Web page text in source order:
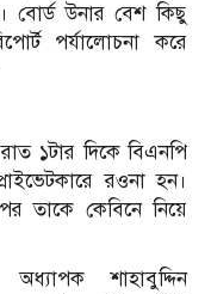
বোর্ড উনার বেশ কিছু
পর্যালোচনা করে
১টার দিকে বিএনপি
রওনা হন।
তাকে কেবিনে নিয়ে
শাহাবুদ্দিন